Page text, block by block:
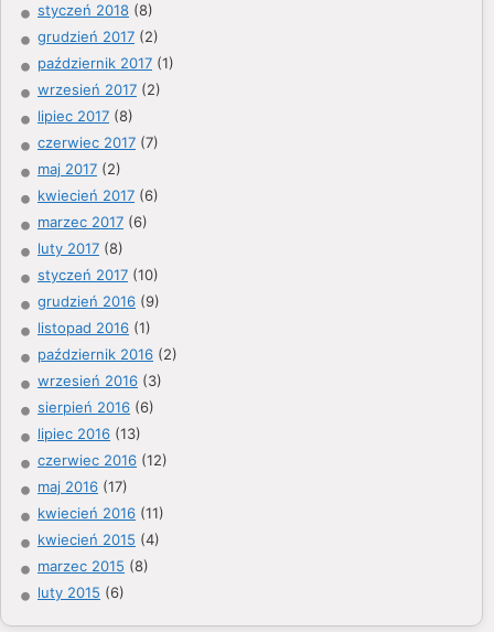
styczeń 2018 (8)
grudzień 2017 (2)
październik 2017 (1)
wrzesień 2017 (2)
lipiec 2017 (8)
czerwiec 2017 (7)
maj 2017 (2)
kwiecień 2017 (6)
marzec 2017 (6)
luty 2017 (8)
styczeń 2017 (10)
grudzień 2016 (9)
listopad 2016 (1)
październik 2016 (2)
wrzesień 2016 (3)
sierpień 2016 (6)
lipiec 2016 (13)
czerwiec 2016 (12)
maj 2016 (17)
kwiecień 2016 (11)
kwiecień 2015 (4)
marzec 2015 (8)
luty 2015 (6)